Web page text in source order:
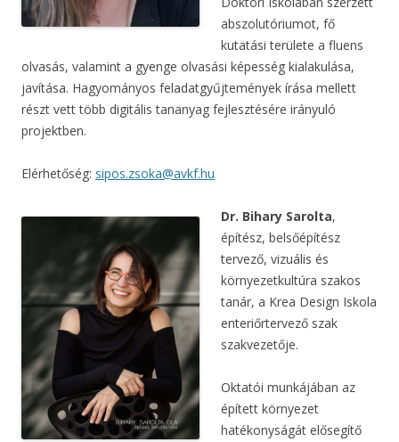
abszolutóriumot, fő
kutatási területe a fluens
olvasás, valamint a gyenge olvasási képesség kialakulása,
javítása. Hagyományos feladatgyűjtemények írása mellett
részt vett több digitális tananyag fejlesztésére irányuló
projektben.
Elérhetőség: sipos.zsoka@avkf.hu
Dr. Bihary Sarolta,
építész, belsőépítész
tervező, vizuális és
környezetkultúra szakos
tanár, a Krea Design Iskola
enteriőrtervező szak
szakvezetője.
Oktatói munkájában az
épített környezet
hatékonyságát elősegítő